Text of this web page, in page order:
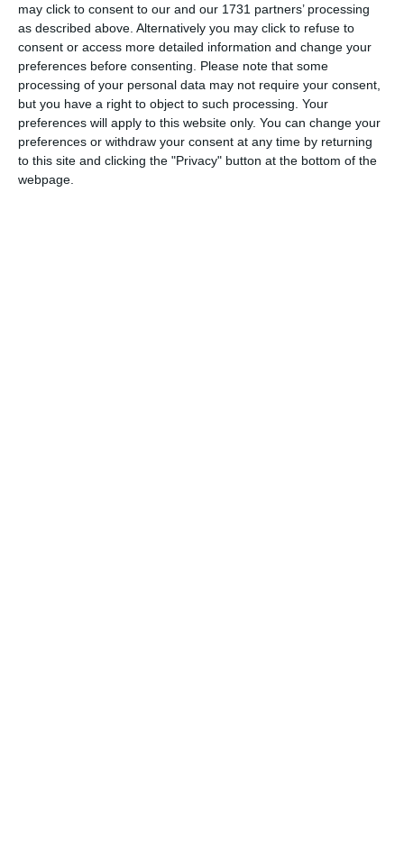
may click to consent to our and our 1731 partners’ processing
as described above. Alternatively you may click to refuse to
consent or access more detailed information and change your
preferences before consenting.
Please note that some
processing of your personal data may not require your consent,
but you have a right to object to such processing. Your
preferences will apply to this website only. You can change your
preferences or withdraw your consent at any time by returning
to this site and clicking the "Privacy" button at the bottom of the
webpage.
Precizăm că măsurile dispuse reprezintă o etapă a
procesului penal, conform Codului de procedură penală,
care nu înfrâng în niciun fel principiul prezumţiei de
nevinovăţie.
Ce acuzații li se aduc celor doi procurori
Iată comunicatul emis la data de 15.05.2026, de Parchetul